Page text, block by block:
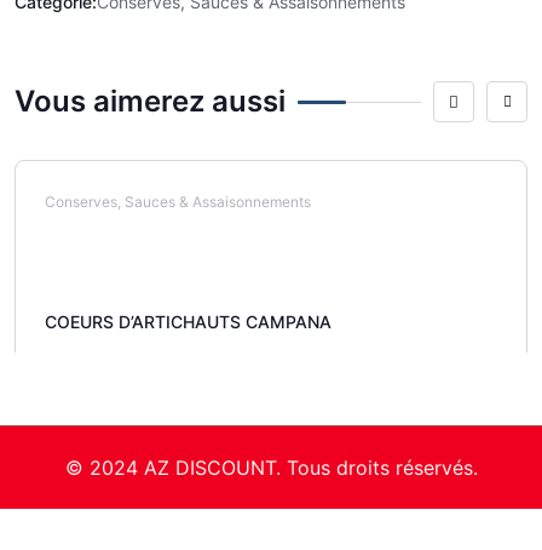
Vous aimerez aussi
Conserves, Sauces & Assaisonnements
COEURS D’ARTICHAUTS CAMPANA
© 2024 AZ DISCOUNT. Tous droits réservés.